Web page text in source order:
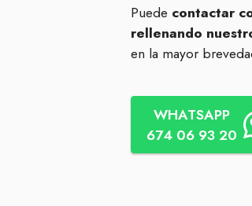
Puede contactar
rellenando
en la mayor
WHATSAPP
674 06 93 20